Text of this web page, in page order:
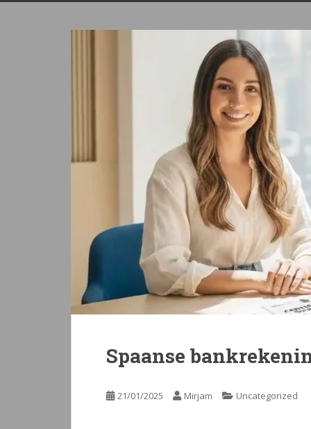
Spaanse
21/01/2025 Mirjam Uncategorized